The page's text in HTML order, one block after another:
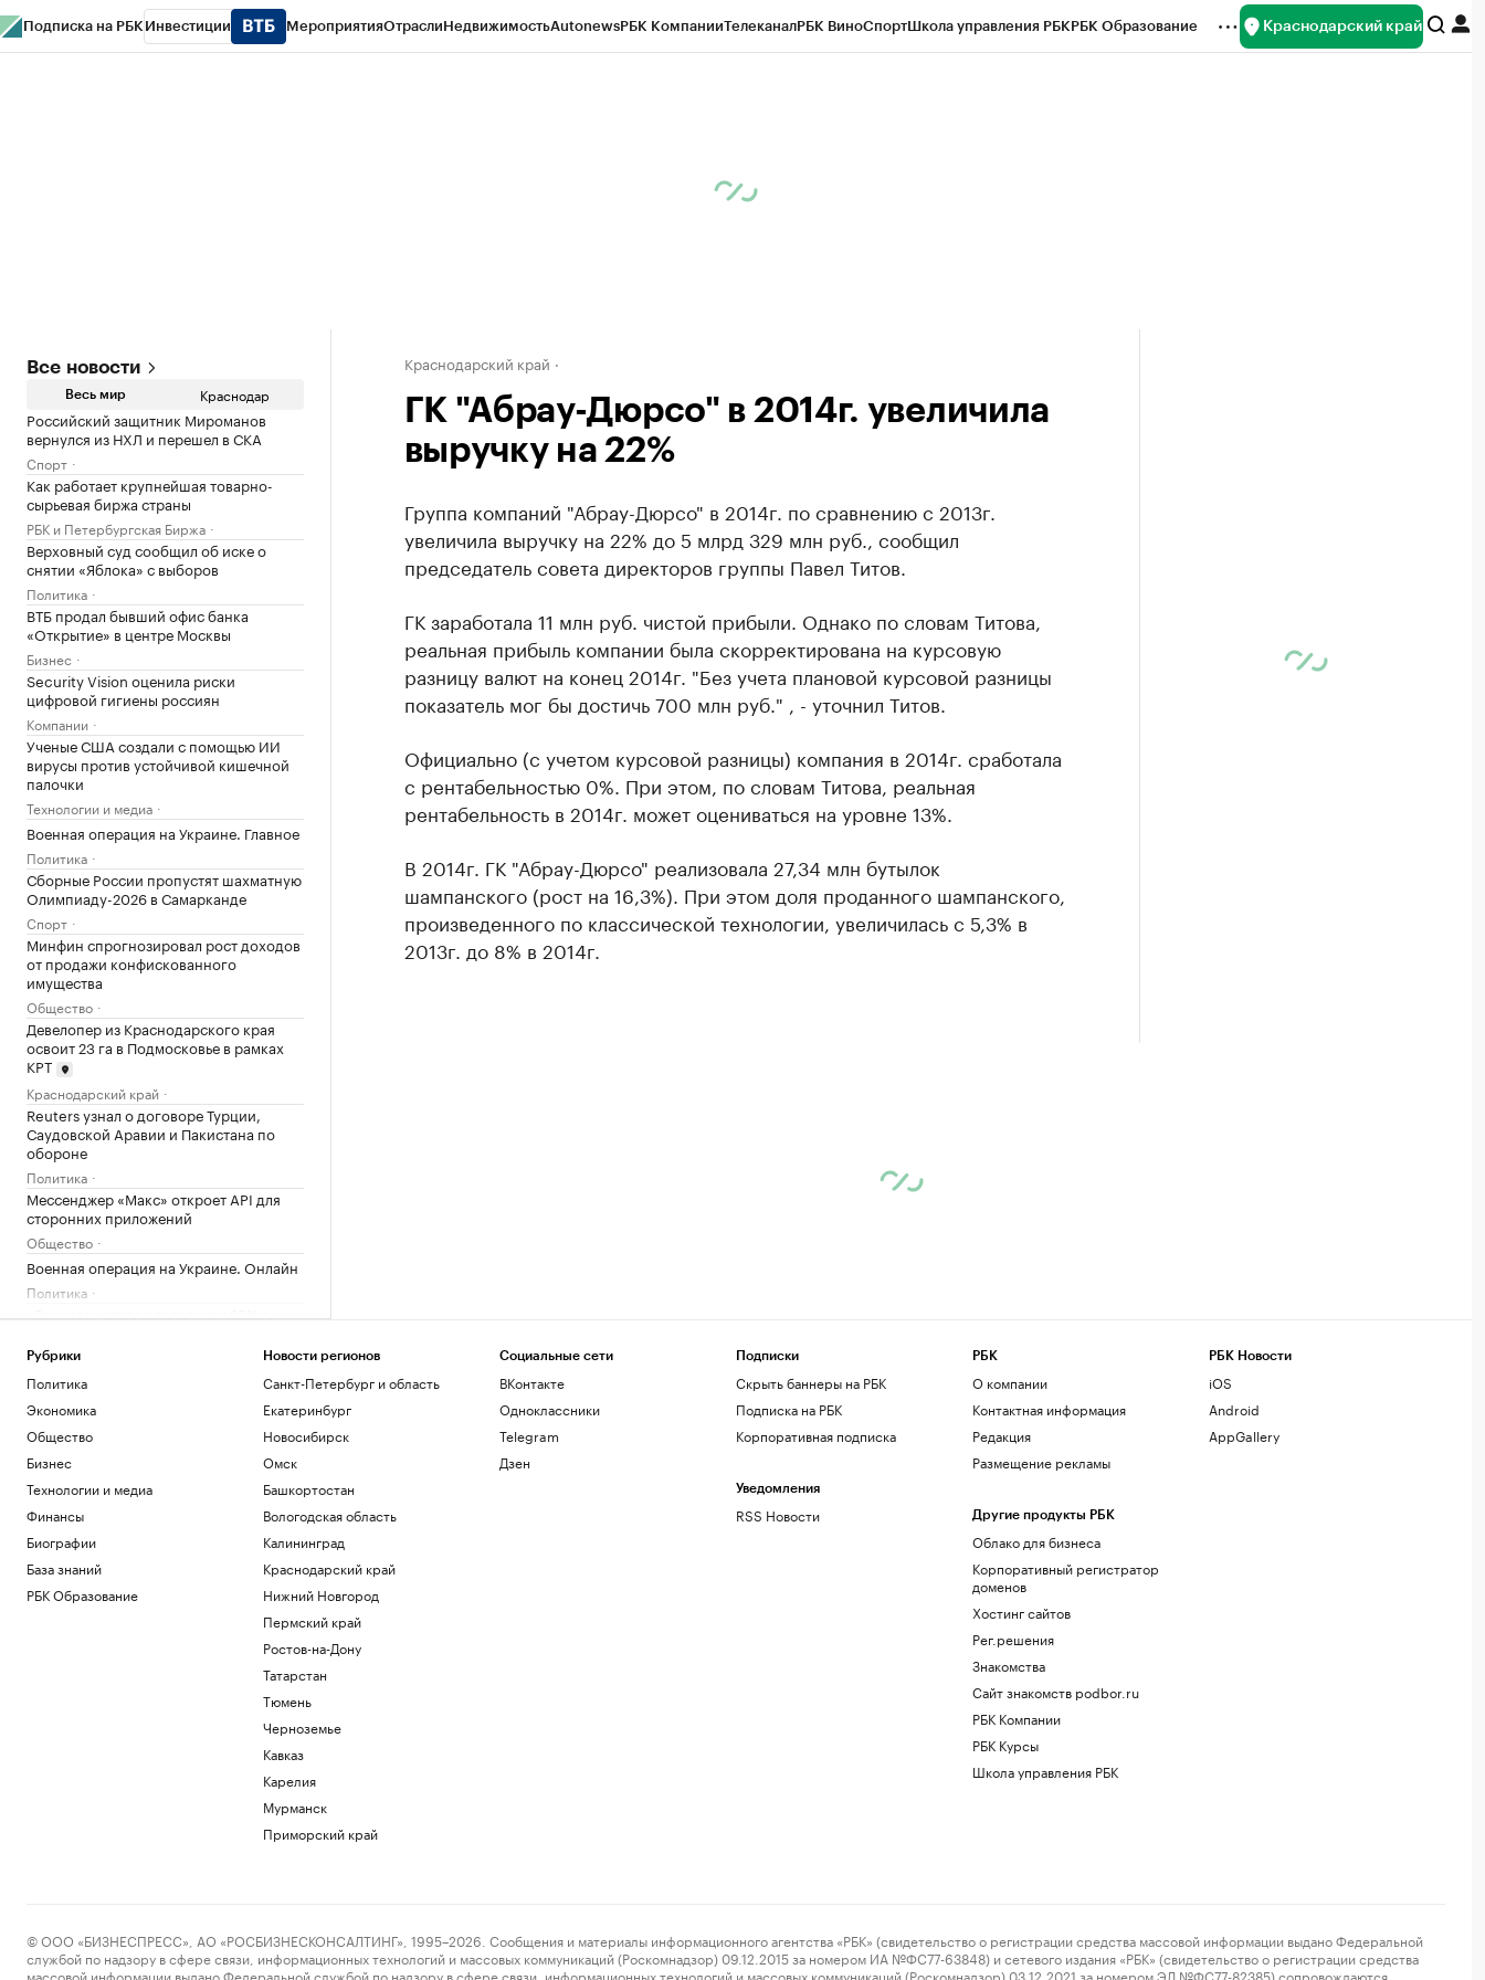
Подписка на РБК Инвестиции МероприятияОтраслиНедвижимостьAutonewsРБК КомпанииТелеканалРБК ВиноСпортШкола управления РБКРБК Образование Краснодарский край
Все новости
Весь мир Краснодар
Российский защитник Мироманов
вернулся из НХЛ и перешел в СКА
Спорт
Как работает крупнейшая товарно-
сырьевая биржа страны
РБК и Петербургская Биржа
Верховный суд сообщил об иске о
снятии «Яблока» с выборов
Политика
ВТБ продал бывший офис банка
«Открытие» в центре Москвы
Бизнес
Security Vision оценила риски
цифровой гигиены россиян
Компании
Ученые США создали с помощью ИИ
вирусы против устойчивой кишечной
палочки
Технологии и медиа
Военная операция на Украине. Главное
Политика
Сборные России пропустят шахматную
Олимпиаду-2026 в Самарканде
Спорт
Минфин спрогнозировал рост доходов
от продажи конфискованного
имущества
Общество
Девелопер из Краснодарского края
освоит 23 га в Подмосковье в рамках
КРТ
Краснодарский край
Reuters узнал о договоре Турции,
Саудовской Аравии и Пакистана по
обороне
Политика
Мессенджер «Макс» откроет API для
сторонних приложений
Общество
Военная операция на Украине. Онлайн
Политика
Бизнес
Пляжи, замки, марципан: гастрогид по
Калининградской области
РБК и РСХБ
Bloomberg сообщило о «неожиданных»
$22 млрд у Ким Чен Ына
Политика
Страхование вкладов в банках: сумма
возмещения, что такое АСВ
Инвестиции
Доходы санаториев Кубани снизились
до ₽21 млрд в первом полугодии 2026
Пришли в движение биткоины из 2011
года. Их владелец в плюсе на $10 млн
CMO: чем занимается директор по
Краснодарский край
ГК "Абрау-Дюрсо" в 2014г. увеличила
выручку на 22%
Группа компаний "Абрау-Дюрсо" в 2014г. по сравнению с 2013г.
увеличила выручку на 22% до 5 млрд 329 млн руб., сообщил
председатель совета директоров группы Павел Титов.
ГК заработала 11 млн руб. чистой прибыли. Однако по словам Титова,
реальная прибыль компании была скорректирована на курсовую
разницу валют на конец 2014г. "Без учета плановой курсовой разницы
показатель мог бы достичь 700 млн руб." , - уточнил Титов.
Официально (с учетом курсовой разницы) компания в 2014г. сработала
с рентабельностью 0%. При этом, по словам Титова, реальная
рентабельность в 2014г. может оцениваться на уровне 13%.
В 2014г. ГК "Абрау-Дюрсо" реализовала 27,34 млн бутылок
шампанского (рост на 16,3%). При этом доля проданного шампанского,
произведенного по классической технологии, увеличилась с 5,3% в
2013г. до 8% в 2014г.
Рубрики
Политика
Экономика
Общество
Бизнес
Технологии и медиа
Финансы
Биографии
База знаний
РБК Образование
Новости регионов
Санкт-Петербург и область
Екатеринбург
Новосибирск
Омск
Башкортостан
Вологодская область
Калининград
Краснодарский край
Нижний Новгород
Пермский край
Ростов-на-Дону
Татарстан
Тюмень
Черноземье
Кавказ
Карелия
Мурманск
Приморский край
Социальные сети
ВКонтакте
Одноклассники
Telegram
Дзен
Подписки
Скрыть баннеры на РБК
Подписка на РБК
Корпоративная подписка
Уведомления
RSS Новости
РБК
О компании
Контактная информация
Редакция
Размещение рекламы
Другие продукты РБК
Облако для бизнеса
Корпоративный регистратор
доменов
Хостинг сайтов
Рег.решения
Знакомства
Сайт знакомств podbor.ru
РБК Компании
РБК Курсы
Школа управления РБК
РБК Новости
iOS
Android
AppGallery
© ООО «БИЗНЕСПРЕСС», АО «РОСБИЗНЕСКОНСАЛТИНГ», 1995–2026. Сообщения и материалы информационного агентства «РБК» (свидетельство о регистрации средства массовой информации выдано Федеральной
службой по надзору в сфере связи, информационных технологий и массовых коммуникаций (Роскомнадзор) 09.12.2015 за номером ИА №ФС77-63848) и сетевого издания «РБК» (свидетельство о регистрации средства
массовой информации выдано Федеральной службой по надзору в сфере связи, информационных технологий и массовых коммуникаций (Роскомнадзор) 03.12.2021 за номером ЭЛ №ФС77-82385) сопровождаются